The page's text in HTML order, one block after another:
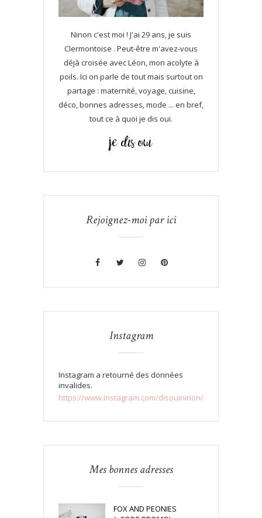
Ninon c'est moi ! J'ai 29 ans, je suis
Clermontoise . Peut-être m'avez-vous
déjà croisée avec Léon, mon acolyte à
poils. Ici on parle de tout mais surtout on
partage : maternité, voyage, cuisine,
déco, bonnes adresses, mode ... en bref,
tout ce à quoi je dis oui.
Rejoignez-moi par ici
Instagram
Instagram a retourné des données
invalides.
https://www.instagram.com/disouininon/
Mes bonnes adresses
FOX AND PEONIES